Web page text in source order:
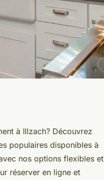
à Illzach? Découvrez
populaires disponibles à
nos options flexibles et
réserver en ligne et